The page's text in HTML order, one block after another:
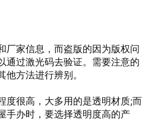
厂家信息，而盗版的因为版权问
通过激光码去验证。需要注意的
方法进行辨别。
度很高，大多用的是透明材质;而
手办时，要选择透明度高的产